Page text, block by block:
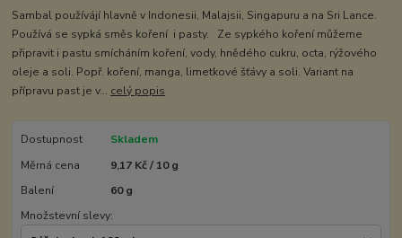
Sambal používájí hlavně v Indonesii, Malajsii, Singapuru a na Sri Lance.
Používá se sypká směs koření i pasty. Ze sypkého koření můžeme
připravit i pastu smícháním koření, vody, hnědého cukru, octa, rýžového
oleje a soli. Popř. koření, manga, limetkové šťávy a soli. Variant na
přípravu past je v... celý popis
Dostupnost
Skladem
Měrná cena
9,17 Kč / 10 g
Balení
60 g
Množstevní slevy: